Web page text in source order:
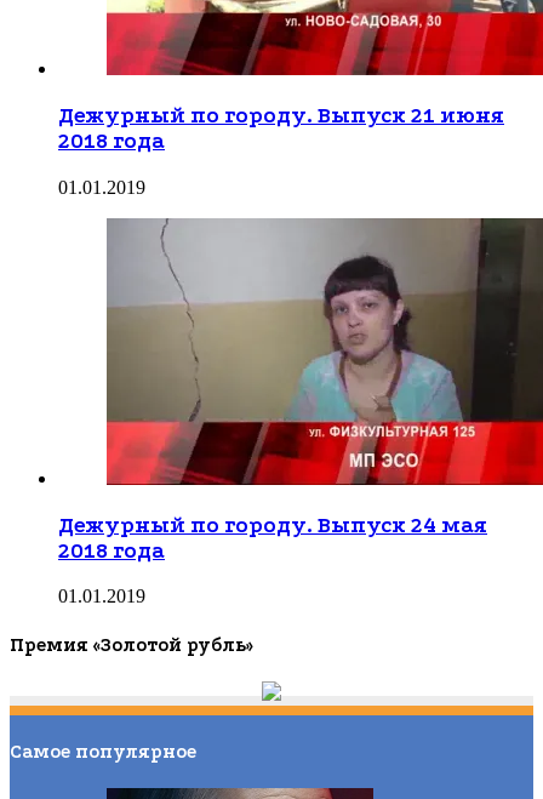
Дежурный по городу. Выпуск 21 июня
2018 года
01.01.2019
Дежурный по городу. Выпуск 24 мая
2018 года
01.01.2019
Премия «Золотой рубль»
Самое популярное